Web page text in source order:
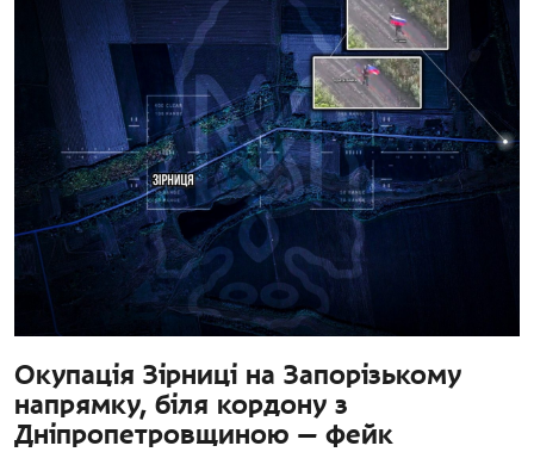
Окупація Зірниці на Запорізькому
напрямку, біля кордону з
Дніпропетровщиною — фейк